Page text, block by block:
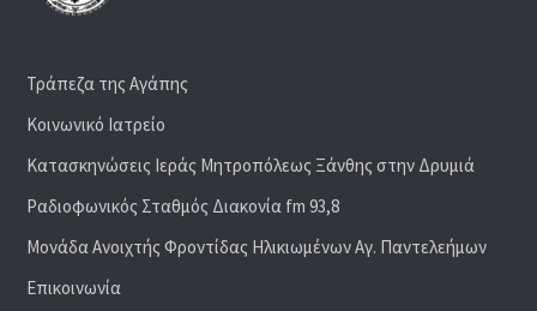
Τράπεζα της Αγάπης
Κοινωνικό Ιατρείο
Κατασκηνώσεις Ιεράς Μητροπόλεως Ξάνθης στην Δρυμιά
Ραδιoφωνικός Σταθμός Διακονία fm 93,8
Μονάδα Ανοιχτής Φροντίδας Ηλικιωμένων Αγ. Παντελεήμων
Επικοινωνία